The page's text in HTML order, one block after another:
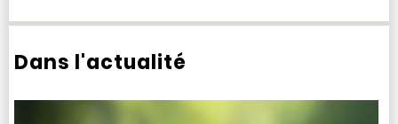
Dans l'actualité